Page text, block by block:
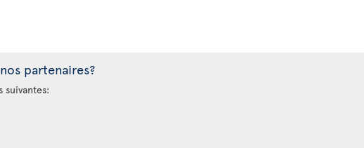
partenaires?
suivantes: